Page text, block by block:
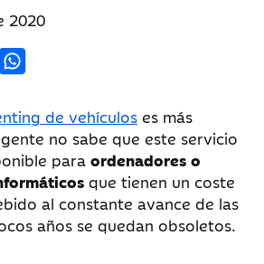
2020
de vehículos es más
no sabe que este servicio
para ordenadores o
que tienen un coste
al constante avance de las
años se quedan obsoletos.